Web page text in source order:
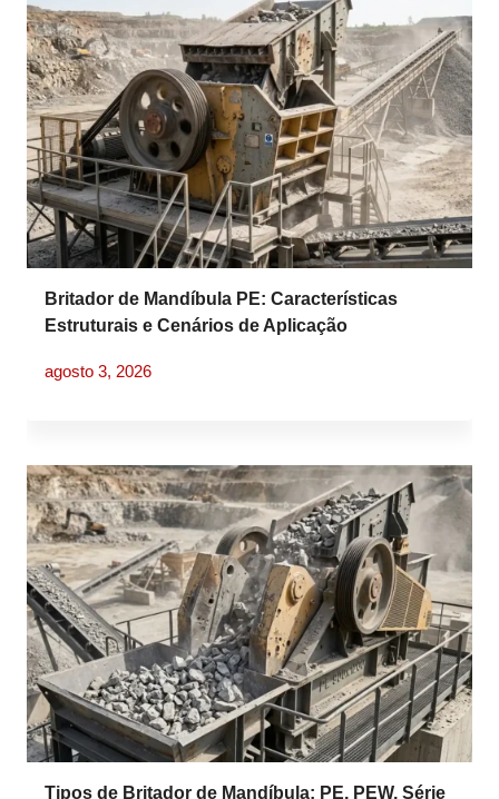
Britador de Mandíbula PE: Características
Estruturais e Cenários de Aplicação
agosto 3, 2026
Tipos de Britador de Mandíbula: PE, PEW, Série